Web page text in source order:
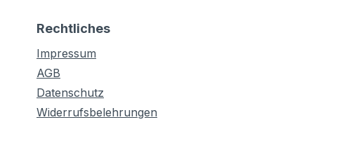
Rechtliches
Impressum
AGB
Datenschutz
Widerrufsbelehrungen